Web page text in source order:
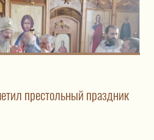
престольный праздник